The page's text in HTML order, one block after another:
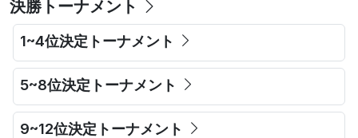
決勝トーナメント
1~4位決定トーナメント
5~8位決定トーナメント
9~12位決定トーナメント